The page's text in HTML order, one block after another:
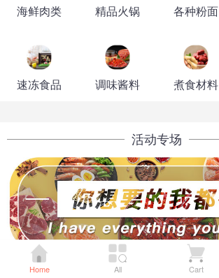
海鲜肉类 精品火锅 各种粉面
速冻食品 调味酱料 煮食材料
活动专场
Home All Cart